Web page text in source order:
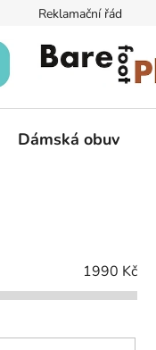
Reklamační řád
Dámská obuv
1990 Kč